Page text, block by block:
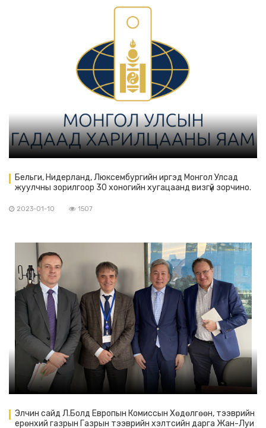
Бельги, Нидерланд, Люксембургийн иргэд Монгол Улсад
жуулчны зорилгоор 30 хоногийн хугацаанд визгүй зорчино.
2023-01-10 1507
Элчин сайд Л.Болд Европын Комиссын Хөдөлгөөн, тээврийн
ерөнхий газрын Газрын тээврийн хэлтсийн дарга Жан-Луи